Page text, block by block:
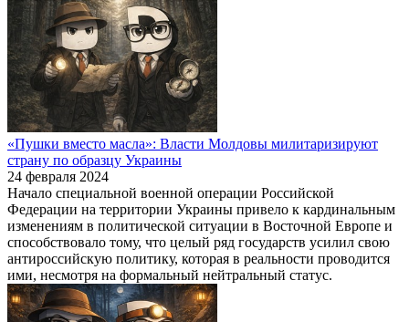
«Пушки вместо масла»: Власти Молдовы милитаризируют
страну по образцу Украины
24 февраля 2024
Начало специальной военной операции Российской
Федерации на территории Украины привело к кардинальным
изменениям в политической ситуации в Восточной Европе и
способствовало тому, что целый ряд государств усилил свою
антироссийскую политику, которая в реальности проводится
ими, несмотря на формальный нейтральный статус.